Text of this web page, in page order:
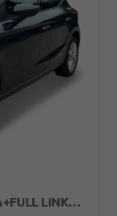
FR MAX ACC+KAMERA+SHZ+KLIMA+FULL LINK+PDC+LED+16" ALU+KESSY